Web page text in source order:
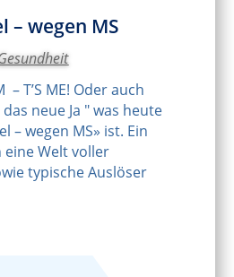
– wegen MS
– T’S ME! Oder auch
neue Ja " was heute
– wegen MS» ist. Ein
eine Welt voller
typische Auslöser